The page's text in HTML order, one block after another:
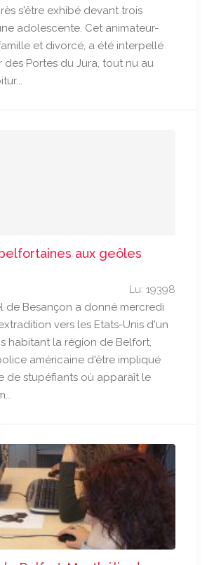
s'être exhibé devant trois
adolescente. Cet animateur-
et divorcé, a été interpellé
des Portes du Jura, tout nu au
aux geôles
Lu: 19398
de Besançon a donné mercredi
vers les Etats-Unis d'un
habitant la région de Belfort,
américaine d'être impliqué
de stupéfiants où apparaît le